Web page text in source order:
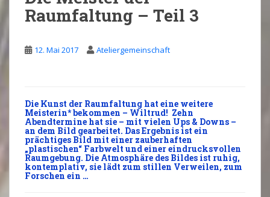
Raumfaltung – Teil 3
12. Mai 2017 Ateliergemeinschaft
Die Kunst der Raumfaltunghat eine weitere
Meisterin* bekommen – Wiltrud! Zehn
Abendtermine hat sie – mit vielen Ups & Downs –
an dem Bild gearbeitet. Das Ergebnis ist ein
prächtiges Bild mit einer zauberhaften
„plastischen“ Farbwelt und einer eindrucksvollen
Raumgebung. Die Atmosphäre des Bildes ist ruhig,
kontemplativ, sie lädt zum stillen Verweilen, zum
Forschen ein …